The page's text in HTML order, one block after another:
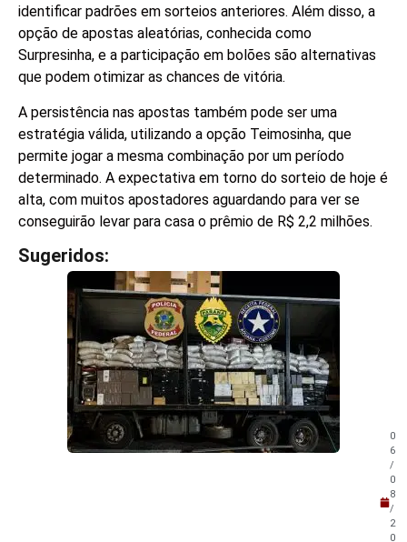
identificar padrões em sorteios anteriores. Além disso, a
opção de apostas aleatórias, conhecida como
Surpresinha, e a participação em bolões são alternativas
que podem otimizar as chances de vitória.
A persistência nas apostas também pode ser uma
estratégia válida, utilizando a opção Teimosinha, que
permite jogar a mesma combinação por um período
determinado. A expectativa em torno do sorteio de hoje é
alta, com muitos apostadores aguardando para ver se
conseguirão levar para casa o prêmio de R$ 2,2 milhões.
Sugeridos:
0
6
/
0
8
/
2
0